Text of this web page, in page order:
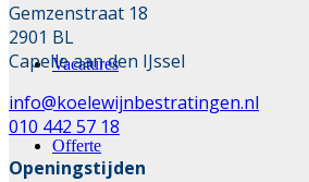
Vacatures
Offerte
Gemzenstraat 18
2901 BL
Capelle aan den IJssel
info@koelewijnbestratingen.nl
010 442 57 18
Openingstijden